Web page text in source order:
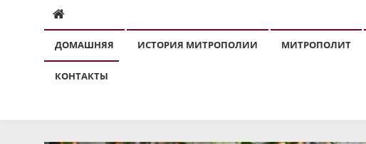
ДОМАШНЯЯ ИСТОРИЯ МИТРОПОЛИИ МИТРОПОЛИТ
КОНТАКТЫ